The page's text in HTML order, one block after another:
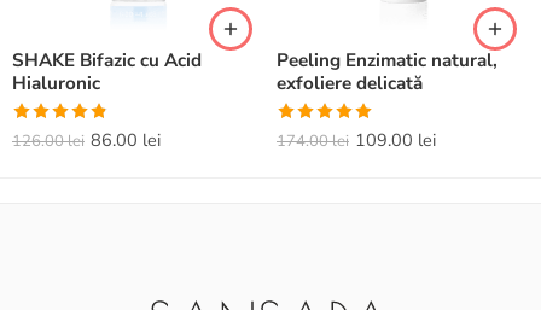
SHAKE Bifazic cu Acid
Hialuronic
Evaluat la
4.82din 5
126.00lei 86.00 lei
Peeling Enzimatic natural,
exfoliere delicată
Evaluat la
5.00din 5
174.00lei 109.00 lei